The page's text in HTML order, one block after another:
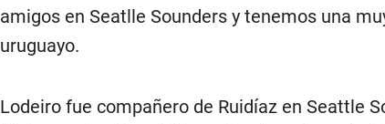
amigos en Seatlle Sounders y tenemos una
uruguayo.
Lodeiro fue compañero de Ruidíaz en Seattle